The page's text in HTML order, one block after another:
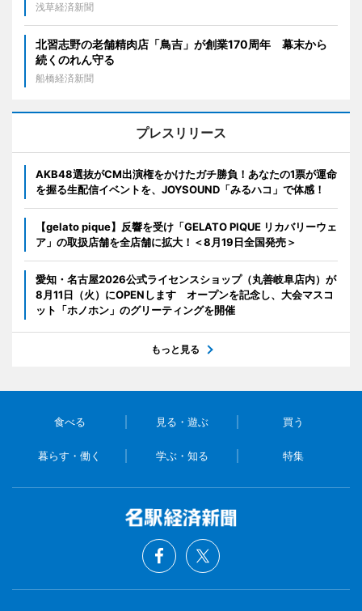
浅草経済新聞
北習志野の老舗精肉店「鳥吉」が創業170周年 幕末から
続くのれん守る
船橋経済新聞
プレスリリース
AKB48選抜がCM出演権をかけたガチ勝負！あなたの1票が運命
を握る生配信イベントを、JOYSOUND「みるハコ」で体感！
【gelato pique】反響を受け「GELATO PIQUE リカバリーウェ
ア」の取扱店舗を全店舗に拡大！＜8月19日全国発売＞
愛知・名古屋2026公式ライセンスショップ（丸善岐阜店内）が
8月11日（火）にOPENします オープンを記念し、大会マスコ
ット「ホノホン」のグリーティングを開催
もっと見る
食べる 見る・遊ぶ 買う
暮らす・働く 学ぶ・知る 特集